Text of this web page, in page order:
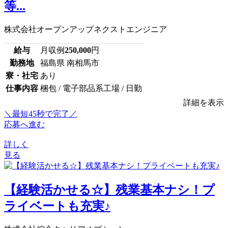
等...
株式会社オープンアップネクストエンジニア
給与 月収例250,000円
勤務地
福島県 南相馬市
寮・社宅 あり
仕事内容 梱包 / 電子部品系工場 / 日勤
詳細を表示
＼最短45秒で完了／
応募へ進む
詳しく
見る
【経験活かせる☆】残業基本ナシ！プ
ライベートも充実♪